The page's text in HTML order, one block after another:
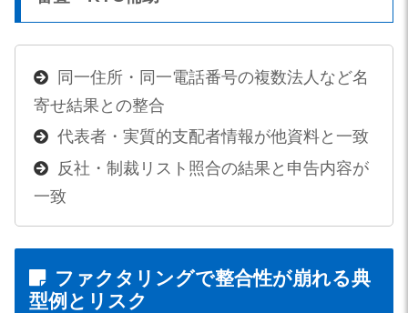
同一住所・同一電話番号の複数法人など名
寄せ結果との整合
代表者・実質的支配者情報が他資料と一致
反社・制裁リスト照合の結果と申告内容が
一致
ファクタリングで整合性が崩れる典
型例とリスク